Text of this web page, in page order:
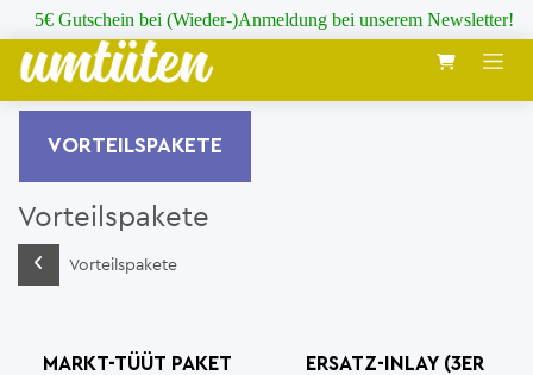
Zum Inhalt springen
5€ Gutschein bei (Wieder-)Anmeldung bei unserem Newsletter!
VORTEILSPAKETE
Vorteilspakete
Vorteilspakete
MARKT-TÜÜT PAKET
ERSATZ-INLAY (3ER